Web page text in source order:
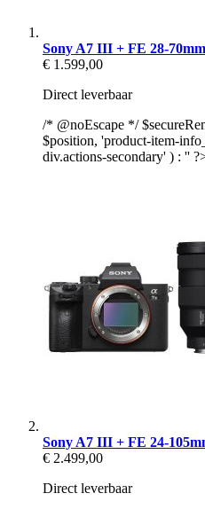
Sony A7 III + FE 28-
€ 1.599,00
Direct leverbaar
/* @noEscape */
$position, 'product-item-
div.actions-secondary' ) : ''
Sony A7 III + FE 24-
€ 2.499,00
Direct leverbaar